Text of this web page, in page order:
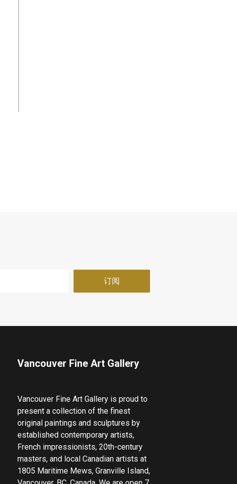
Vancouver Fine Art Gallery
Vancouver Fine Art Gallery is proud to
present a collection of the finest
original paintings and sculptures by
established contemporary artists,
French impressionists, 20th-century
masters, and local Canadian artists at
1805 Maritime Mews, Granville Island,